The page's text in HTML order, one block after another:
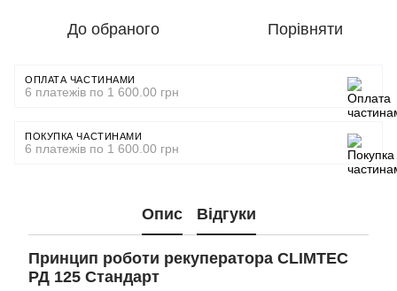
До обраного Порівняти
ОПЛАТА ЧАСТИНАМИ
6 платежів по 1 600.00 грн
ПОКУПКА ЧАСТИНАМИ
6 платежів по 1 600.00 грн
Опис Відгуки
Принцип роботи рекуператора CLIMTEC
РД 125 Стандарт